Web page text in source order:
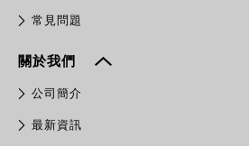
常見問題
關於我們
公司簡介
最新資訊